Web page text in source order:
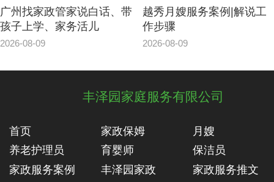
越秀月嫂服务案例|解说工
作步骤
2026-08-09
家政服务广州公司家政管家
服务案例
2026-08-09
丰泽园家庭服务有限公司
首页 家政保姆
月嫂
养老护理员
育婴师
保洁员
家政服务案例
丰泽园家政
家政服务推文